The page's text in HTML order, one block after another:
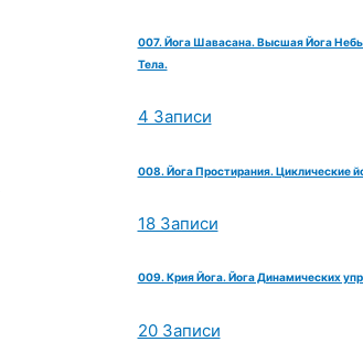
007. Йога Шавасана. Высшая Йога
Тела.
4 Записи
008. Йога Простирания. Циклические
18 Записи
009. Крия Йога. Йога Динамических
20 Записи